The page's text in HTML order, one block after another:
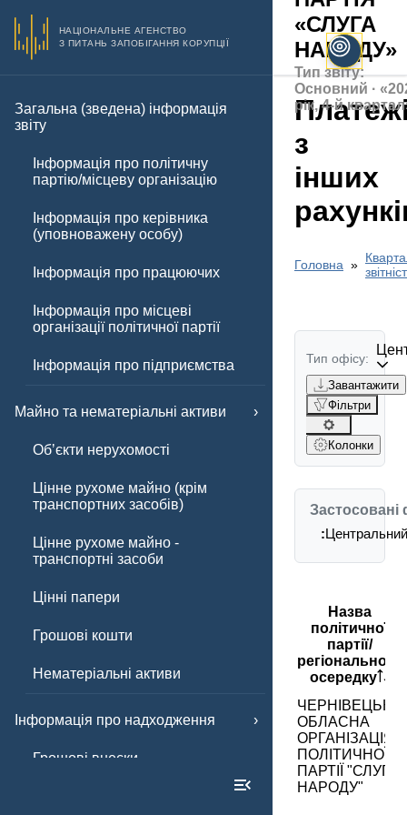
НАЦІОНАЛЬНЕ АГЕНСТВО
З ПИТАНЬ ЗАПОБІГАННЯ КОРУПЦІЇ
Загальна (зведена) інформація
звіту
Інформація про політичну
партію/місцеву організацію
Інформація про керівника
(уповноважену особу)
Інформація про працюючих
Інформація про місцеві
організації політичної партії
Інформація про підприємства
Майно та нематеріальні активи
Обʼєкти нерухомості
Цінне рухоме майно (крім
транспортних засобів)
Цінне рухоме майно -
транспортні засоби
Цінні папери
Грошові кошти
Нематеріальні активи
Інформація про надходження
Грошові внески
«СЛУГА
НАРОДУ»
Тип звіту:
Основний ·
рік, 4-й
з
інших
Головна
Тип офісу:
Завантажити
Фільтри
Колонки
Застосовані
:Центральний
Назва
політичної
партії/
регіонального
осередку
ЧЕРНІВЕЦЬКА
ОБЛАСНА
ОРГАНІЗАЦІЯ
ПОЛІТИЧНОЇ
ПАРТІЇ "СЛУГА
НАРОДУ"